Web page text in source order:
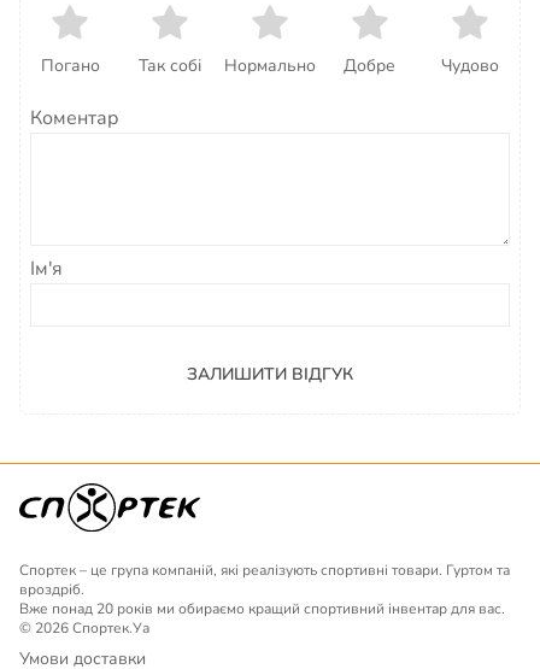
Погано Так собі Нормально Добре Чудово
Коментар
Ім'я
ЗАЛИШИТИ ВІДГУК
Спортек – це група компаній, які реалізують спортивні товари. Гуртом та
вроздріб.
Вже понад 20 років ми обираємо кращий спортивний інвентар для вас.
© 2026 Спортек.Уа
Умови доставки